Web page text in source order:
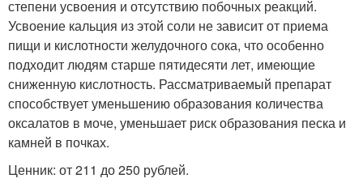
степени усвоения и отсутствию побочных реакций.
Усвоение кальция из этой соли не зависит от приема
пищи и кислотности желудочного сока, что особенно
подходит людям старше пятидесяти лет, имеющие
сниженную кислотность. Рассматриваемый препарат
способствует уменьшению образования количества
оксалатов в моче, уменьшает риск образования песка и
камней в почках.
Ценник: от 211 до 250 рублей.